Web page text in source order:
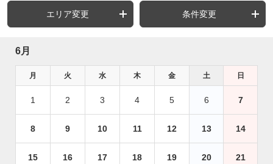
エリア変更 条件変更
6月
月 火 水 木 金 土 日
1 2 3 4 5 6 7
8 9 10 11 12 13 14
15 16 17 18 19 20 21